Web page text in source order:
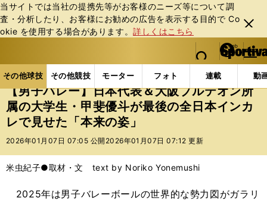
当サイトでは当社の提携先等がお客様のニーズ等について調
査・分析したり、お客様にお勧めの広告を表⽰する⽬的で Co
okie を使⽤する場合があります。詳しくはこちら
閉じ
る
web Sportiva (webスポルティーバ)
検索
マイペ
ー
ジ
メニュ
その他球技 その他競技 モーター フォト 連載 動
ス
ポ
ル
テ
ー
バ
その他球技の記事一覧 バレー 【男子バレー】日本
【男子バレー】日本代表＆大阪ブルテオン所
属の大学生・甲斐優斗が最後の全日本インカ
レで見せた「本来の姿」
2026年01月07日 07:05 公開 2026年01月07日 07:12 更新
米虫紀子●取材・文 text by Noriko Yonemushi
2025年は男子バレーボールの世界的な勢力図がガラリ